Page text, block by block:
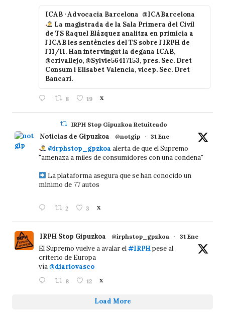
ICAB · Advocacia Barcelona @ICABarcelona
La magistrada de la Sala Primera del Civil
de TS Raquel Blázquez analitza en primícia a
l'ICAB les sentències del TS sobre l'IRPH de
l'11/11. Han intervingut la degana ICAB,
@crivallejo, @Sylvie56417153, pres. Sec. Dret
Consum i Elisabet Valencia, vicep. Sec. Dret
Bancari.
8 19 X
IRPH Stop Gipuzkoa Retuiteado
Noticias de Gipuzkoa @notgip · 31 Ene
@irphstop_gpzkoa alerta de que el Supremo
"amenaza a miles de consumidores con una condena"
La plataforma asegura que se han conocido un
mínimo de 77 autos
2 3 X
IRPH Stop Gipuzkoa @irphstop_gpzkoa · 31 Ene
El Supremo vuelve a avalar el#IRPHpese al
criterio de Europa
vía @diariovasco
8 12 X
Load More